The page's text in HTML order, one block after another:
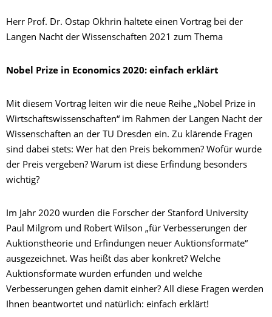
Herr Prof. Dr. Ostap Okhrin haltete einen Vortrag bei der
Langen Nacht der Wissenschaften 2021 zum Thema
Nobel Prize in Economics 2020: einfach erklärt
Mit diesem Vortrag leiten wir die neue Reihe „Nobel Prize in
Wirtschaftswissenschaften“ im Rahmen der Langen Nacht der
Wissenschaften an der TU Dresden ein. Zu klärende Fragen
sind dabei stets: Wer hat den Preis bekommen? Wofür wurde
der Preis vergeben? Warum ist diese Erfindung besonders
wichtig?
Im Jahr 2020 wurden die Forscher der Stanford University
Paul Milgrom und Robert Wilson „für Verbesserungen der
Auktionstheorie und Erfindungen neuer Auktionsformate“
ausgezeichnet. Was heißt das aber konkret? Welche
Auktionsformate wurden erfunden und welche
Verbesserungen gehen damit einher? All diese Fragen werden
Ihnen beantwortet und natürlich: einfach erklärt!